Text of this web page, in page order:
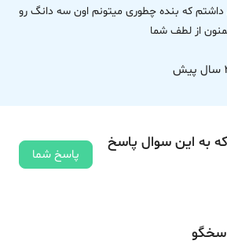
داشتم که بنده چطوری میتونم اون سه دانگ رو
از لطف شما
به این سوال پاسخ
پاسخ شما